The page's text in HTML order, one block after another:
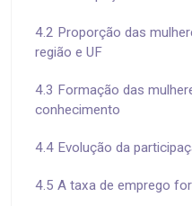
4.2 Proporção das
região e UF
4.3 Formação das
conhecimento
4.4 Evolução da
4.5 A taxa de emprego